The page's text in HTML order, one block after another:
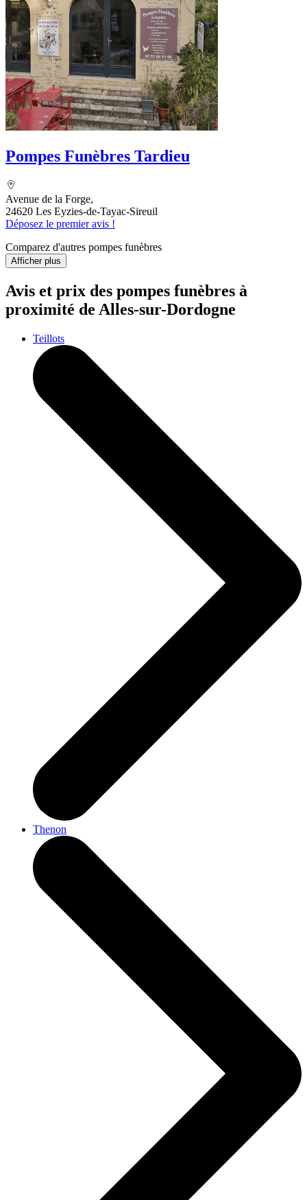
Pompes Funèbres Tardieu
Avenue de la Forge,
24620 Les Eyzies-de-Tayac-Sireuil
Déposez le premier avis !
Comparez d'autres pompes funèbres
Afficher plus
Avis et prix des pompes funèbres à
proximité de Alles-sur-Dordogne
Teillots
Thenon